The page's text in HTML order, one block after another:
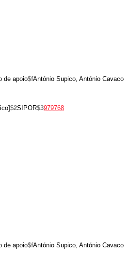
de apoio$fAntónio Supico, António Cavaco
$2SIPOR$3979768
de apoio$fAntónio Supico, António Cavaco